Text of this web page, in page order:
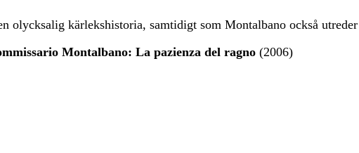
olycksalig kärlekshistoria, samtidigt som Montalbano också
Montalbano: La pazienza del ragno (2006)